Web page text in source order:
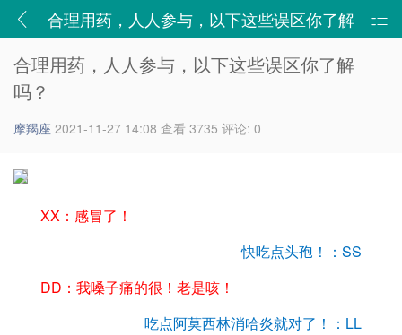
合理用药，人人参与，以下这些误区你了解
吗？ - 健康科普 - 新津志辉医院-二级甲等综合医院,四川
合理用药，人人参与，以下这些误区你了解
吗？
摩羯座 2021-11-27 14:08 查看 3735 评论: 0
XX：感冒了！
快吃点头孢！：SS
DD：我嗓子痛的很！老是咳！
吃点阿莫西林消哈炎就对了！：LL